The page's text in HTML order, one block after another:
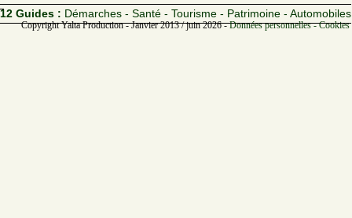
12 Guides : Démarches - Santé - Tourisme - Patrimoine - Automobiles
Copyright Yalta Production - Janvier 2013 / juin 2026 -Données personnelles -